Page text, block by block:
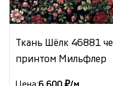
Ткань Шёлк 46881
принтом Мильфлер